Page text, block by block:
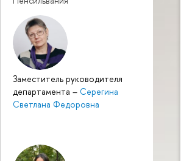
Заместитель руководителя
департамента – Серегина
Светлана Федоровна